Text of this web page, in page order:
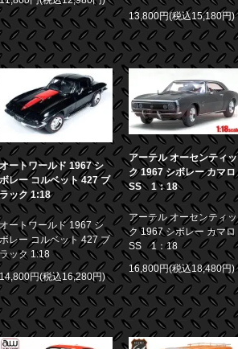
13,800円(税込15,180円)
オートワールド 1967 シ
ボレー コルベット 427 ブ
ラック 1:18
オートワールド 1967 シ
ボレー コルベット 427 ブ
ラック 1:18
14,800円(税込16,280円)
アーテル オーセンティッ
ク 1967 シボレー カマロ
SS 1：18
アーテル オーセンティッ
ク 1967 シボレー カマロ
SS 1：18
16,800円(税込18,480円)